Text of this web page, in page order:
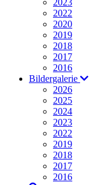
2023
2022
2020
2019
2018
2017
2016
Bildergalerie
2026
2025
2024
2023
2022
2019
2018
2017
2016